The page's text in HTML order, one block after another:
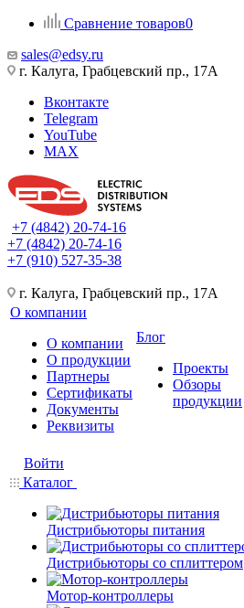
Сравнение товаров0
sales@edsy.ru
г. Калуга, Грабцевский пр., 17А
Вконтакте
Telegram
YouTube
MAX
+7 (4842) 20-74-16
+7 (4842) 20-74-16
+7 (910) 527-35-38
г. Калуга, Грабцевский пр., 17А
О компании
О компании
О продукции
Партнеры
Сертификаты
Документы
Реквизиты
Блог
Проекты
Обзоры
продукции
Войти
Каталог
Дистрибьюторы питания
Дистрибьюторы со сплиттером
Мотор-контроллеры